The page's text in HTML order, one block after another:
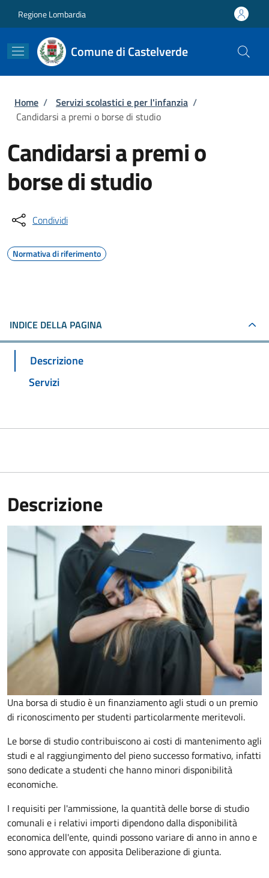
Regione Lombardia
Comune di Castelverde
Briciole di pane
Home / Servizi scolastici e per l'infanzia /
Candidarsi a premi o borse di studio
Candidarsi a premi o
borse di studio
Condividi
Normativa di riferimento
INDICE DELLA PAGINA
Descrizione
Servizi
Descrizione
Una borsa di studio è un finanziamento agli studi o un premio
di riconoscimento per studenti particolarmente meritevoli.
Le borse di studio contribuiscono ai costi di mantenimento agli
studi e al raggiungimento del pieno successo formativo, infatti
sono dedicate a studenti che hanno minori disponibilità
economiche.
I requisiti per l'ammissione, la quantità delle borse di studio
comunali e i relativi importi dipendono dalla disponibilità
economica dell'ente, quindi possono variare di anno in anno e
sono approvate con apposita Deliberazione di giunta.